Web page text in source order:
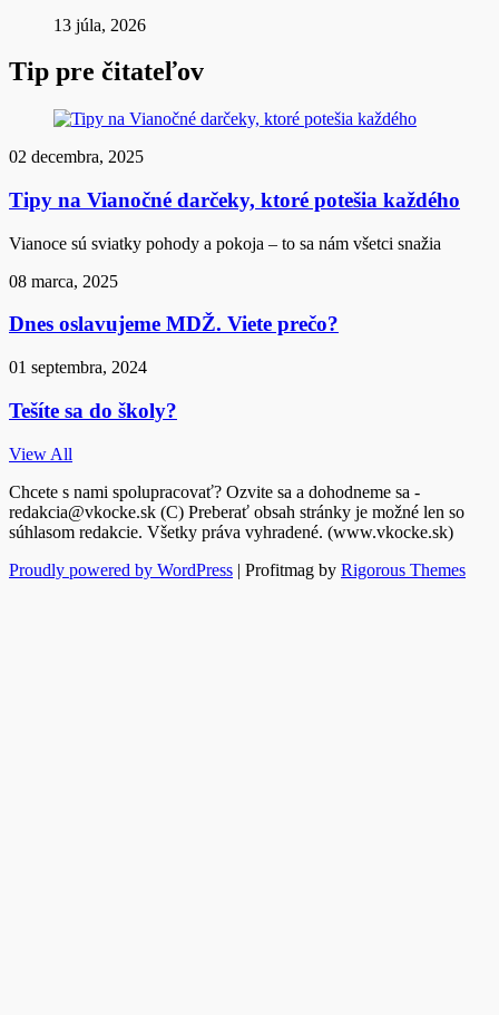
13 júla, 2026
Tip pre čitateľov
02 decembra, 2025
Tipy na Vianočné darčeky, ktoré potešia každého
Vianoce sú sviatky pohody a pokoja – to sa nám všetci snažia
08 marca, 2025
Dnes oslavujeme MDŽ. Viete prečo?
01 septembra, 2024
Tešíte sa do školy?
View All
Chcete s nami spolupracovať? Ozvite sa a dohodneme sa -
redakcia@vkocke.sk (C) Preberať obsah stránky je možné len so
súhlasom redakcie. Všetky práva vyhradené. (www.vkocke.sk)
Proudly powered by WordPress | Profitmag by Rigorous Themes